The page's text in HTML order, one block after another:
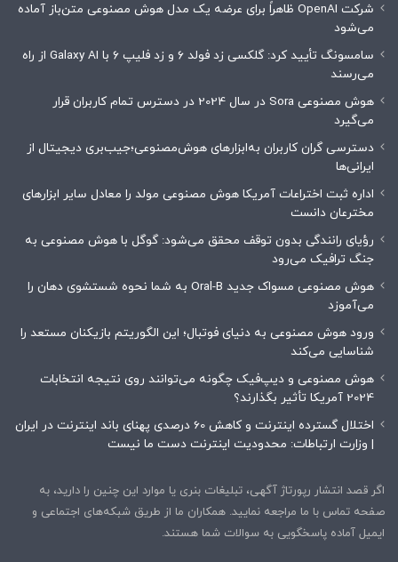
شرکت OpenAI ظاهراً برای عرضه یک مدل هوش مصنوعی متن‌باز آماده
می‌شود
سامسونگ تأیید کرد: گلکسی زد فولد ۶ و زد فلیپ ۶ با Galaxy AI از راه
می‌رسند
هوش مصنوعی Sora در سال 2024 در دسترس تمام کاربران قرار
می‌گیرد
دسترسی گران کاربران به‌ابزارهای هوش‌مصنوعی؛جیب‌بری دیجیتال از
ایرانی‌ها
اداره ثبت اختراعات آمریکا هوش مصنوعی مولد را معادل سایر ابزارهای
مخترعان دانست
رؤیای رانندگی بدون توقف محقق می‌شود: گوگل با هوش مصنوعی به
جنگ ترافیک می‌رود
هوش مصنوعی مسواک جدید Oral-B به شما نحوه شستشوی دهان را
می‌آموزد
ورود هوش مصنوعی به دنیای فوتبال؛ این الگوریتم بازیکنان مستعد را
شناسایی می‌کند
هوش مصنوعی و دیپ‌فیک چگونه می‌توانند روی نتیجه انتخابات
2024 آمریکا تأثیر بگذارند؟
اختلال گسترده اینترنت و کاهش 60 درصدی پهنای باند اینترنت در ایران
| وزارت ارتباطات: محدودیت‌ اینترنت دست ما نیست
اگر قصد انتشار رپورتاژ آگهی، تبلیغات بنری یا موارد این چنین را دارید، به
صفحه تماس با ما مراجعه نمایید. همکاران ما از طریق شبکه‌های اجتماعی و
ایمیل آماده پاسخگویی به سوالات شما هستند.